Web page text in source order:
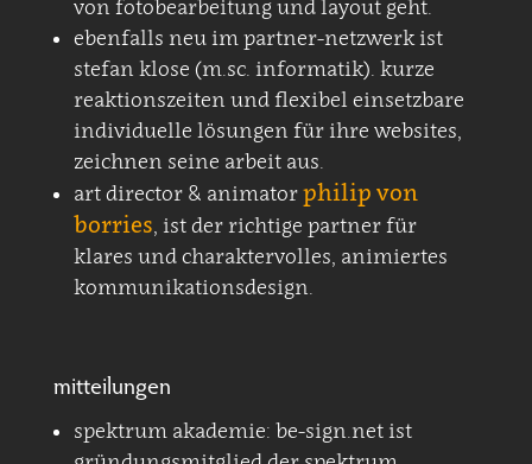
von fotobearbeitung und layout geht.
ebenfalls neu im partner-netzwerk ist
stefan klose (m.sc. informatik). kurze
reaktionszeiten und flexibel einsetzbare
individuelle lösungen für ihre websites,
zeichnen seine arbeit aus.
art director & animator philip von
borries, ist der richtige partner für
klares und charaktervolles, animiertes
kommunikationsdesign.
mitteilungen
spektrum akademie: be-sign.net ist